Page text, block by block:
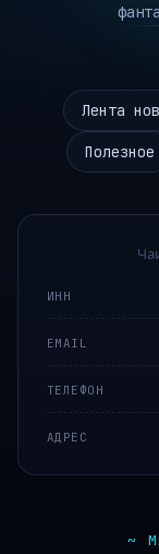
Лента
Полезное
ИНН
EMAIL
ТЕЛЕФОН
АДРЕС
~